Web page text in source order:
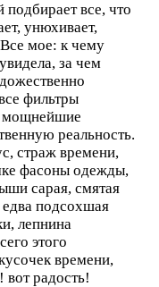
все, что
унюхивает,
Все мое: к чему
за чем
фильтры
мощнейшие
реальность.
страж времени,
фасоны одежды,
сарая, смятая
подсохшая
лепнина
этого
времени,
вот радость!